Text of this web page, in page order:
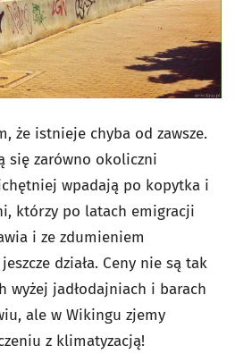
że istnieje chyba od zawsze.
się zarówno okoliczni
wpadają po kopytka i
którzy po latach emigracji
i ze zdumieniem
działa. Ceny nie są tak
wyżej jadłodajniach i barach
ale w Wikingu zjemy
z klimatyzacją!